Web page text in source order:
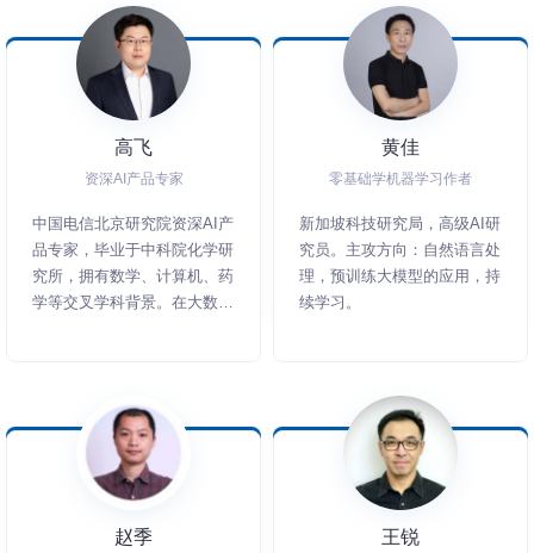
高飞
资深AI产品专家
中国电信北京研究院资深AI产
品专家，毕业于中科院化学研
究所，拥有数学、计算机、药
学等交叉学科背景。在大数据
研究。2014年开始从事AI算
法研究及产品研发工作，主持
研发了国内首个药物临床前智
能数据平台，得到国家新药评
发了区域电子病历及健康档案
黄佳
零基础学机器学习作者
新加坡科技研究局，高级AI研
究员。主攻方向：自然语言处
理，预训练大模型的应用，持
续学习。
赵季 王锐